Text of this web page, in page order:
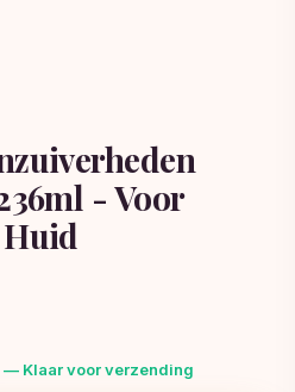
- Voor
— Klaar voor verzending